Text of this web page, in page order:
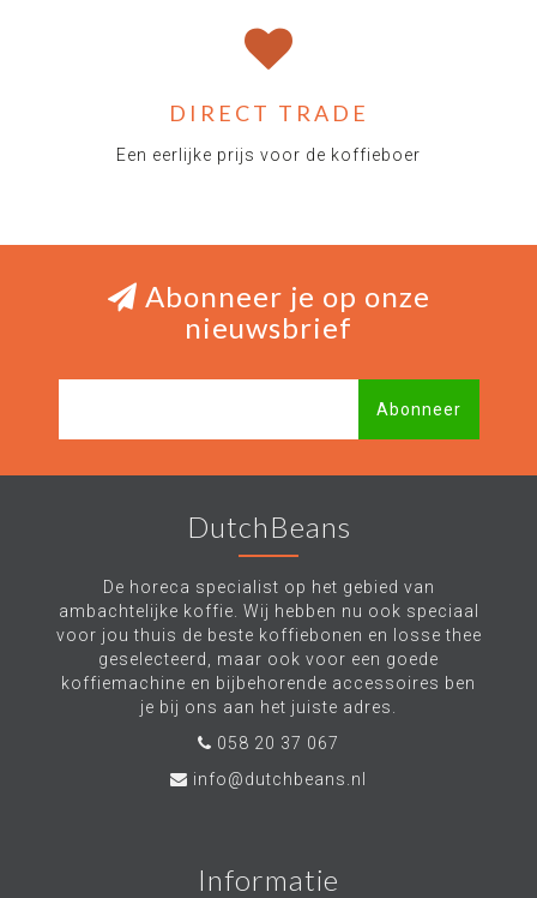
DIRECT TRADE
Een eerlijke prijs voor de koffieboer
Abonneer je op onze
nieuwsbrief
Abonneer
DutchBeans
De horeca specialist op het gebied van
ambachtelijke koffie. Wij hebben nu ook speciaal
voor jou thuis de beste koffiebonen en losse thee
geselecteerd, maar ook voor een goede
koffiemachine en bijbehorende accessoires ben
je bij ons aan het juiste adres.
058 20 37 067
info@dutchbeans.nl
Informatie